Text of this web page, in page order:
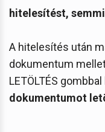
hitelesítést,
A hitelesítés után
dokumentum
LETÖLTÉS
dokumentumot